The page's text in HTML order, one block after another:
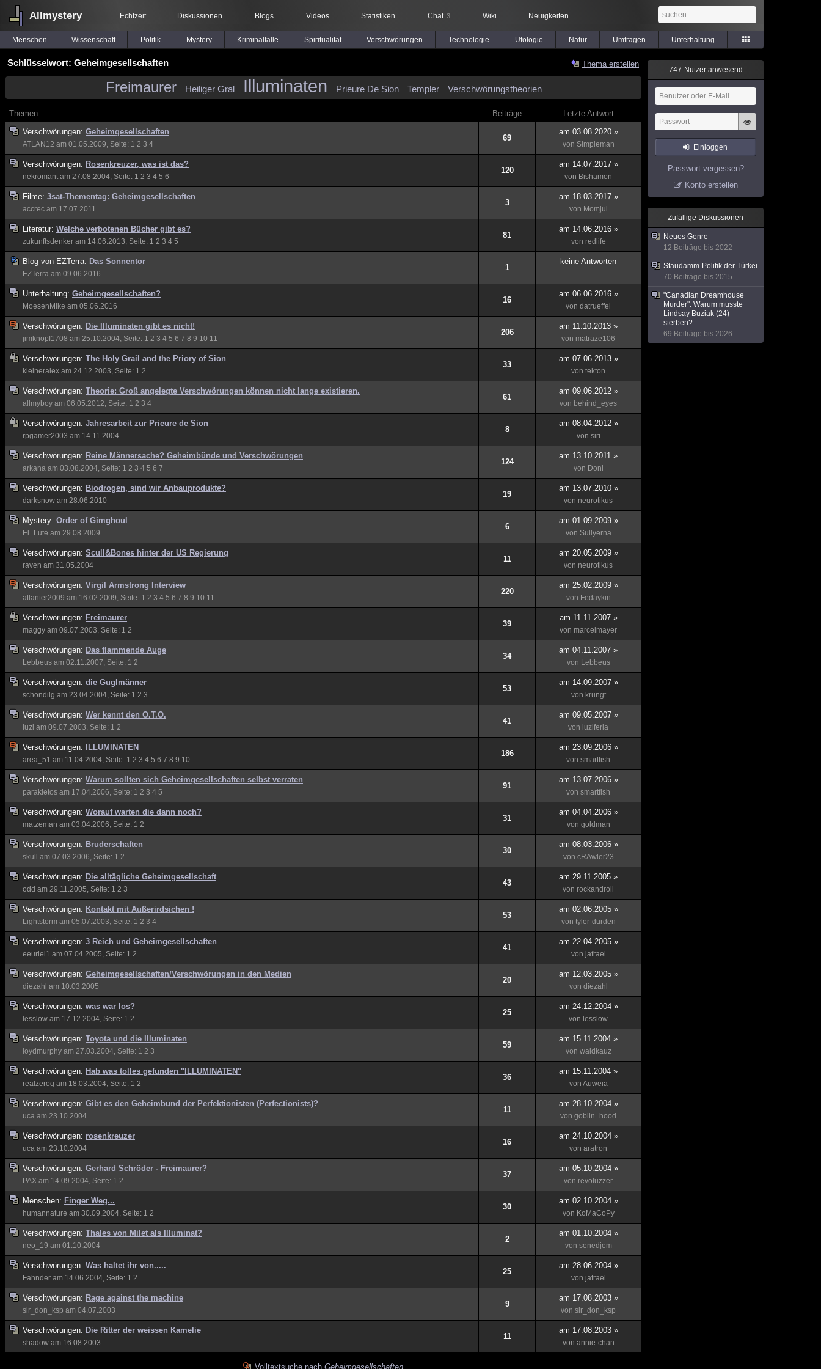
Allmystery Echtzeit Diskussionen Blogs Videos Statistiken Chat 3 Wiki Neuigkeiten
Menschen Wissenschaft Politik Mystery Kriminalfälle Spiritualität Verschwörungen Technologie Ufologie Natur Umfragen Unterhaltung
Schlüsselwort: Geheimgesellschaften Thema erstellen
Freimaurer Heiliger Gral Illuminaten Prieure De Sion Templer Verschwörungstheorien
Themen Beiträge
Letzte Antwort
Verschwörungen: Geheimgesellschaften
ATLAN12 am 01.05.2009, Seite: 1 2 3 4
69
am 03.08.2020 »
von Simpleman
Verschwörungen: Rosenkreuzer, was ist das?
nekromant am 27.08.2004, Seite: 1 2 3 4 5 6
120
am 14.07.2017 »
von Bishamon
Filme: 3sat-Thementag: Geheimgesellschaften
accrec am 17.07.2011
3
am 18.03.2017 »
von Momjul
Literatur: Welche verbotenen Bücher gibt es?
zukunftsdenker am 14.06.2013, Seite: 1 2 3 4 5
81
am 14.06.2016 »
von redlife
Blog von EZTerra: Das Sonnentor
EZTerra am 09.06.2016
1
keine Antworten
Unterhaltung: Geheimgesellschaften?
MoesenMike am 05.06.2016
16
am 06.06.2016 »
von datrueffel
Verschwörungen: Die Illuminaten gibt es nicht!
jimknopf1708 am 25.10.2004, Seite: 1 2 3 4 5 6 7 8 9 10 11
206
am 11.10.2013 »
von matraze106
Verschwörungen: The Holy Grail and the Priory of Sion
kleineralex am 24.12.2003, Seite: 1 2
33
am 07.06.2013 »
von tekton
Verschwörungen: Theorie: Groß angelegte Verschwörungen können nicht lange existieren.
allmyboy am 06.05.2012, Seite: 1 2 3 4
61
am 09.06.2012 »
von behind_eyes
Verschwörungen: Jahresarbeit zur Prieure de Sion
rpgamer2003 am 14.11.2004
8
am 08.04.2012 »
von siri
Verschwörungen: Reine Männersache? Geheimbünde und Verschwörungen
arkana am 03.08.2004, Seite: 1 2 3 4 5 6 7
124
am 13.10.2011 »
von Doni
Verschwörungen: Biodrogen, sind wir Anbauprodukte?
darksnow am 28.06.2010
19
am 13.07.2010 »
von neurotikus
Mystery: Order of Gimghoul
El_Lute am 29.08.2009
6
am 01.09.2009 »
von Sullyerna
Verschwörungen: Scull&Bones hinter der US Regierung
raven am 31.05.2004
11
am 20.05.2009 »
von neurotikus
Verschwörungen: Virgil Armstrong Interview
atlanter2009 am 16.02.2009, Seite: 1 2 3 4 5 6 7 8 9 10 11
220
am 25.02.2009 »
von Fedaykin
Verschwörungen: Freimaurer
maggy am 09.07.2003, Seite: 1 2
39
am 11.11.2007 »
von marcelmayer
Verschwörungen: Das flammende Auge
Lebbeus am 02.11.2007, Seite: 1 2
34
am 04.11.2007 »
von Lebbeus
Verschwörungen: die Guglmänner
schondilg am 23.04.2004, Seite: 1 2 3
53
am 14.09.2007 »
von krungt
Verschwörungen: Wer kennt den O.T.O.
luzi am 09.07.2003, Seite: 1 2
41
am 09.05.2007 »
von luziferia
Verschwörungen: ILLUMINATEN
area_51 am 11.04.2004, Seite: 1 2 3 4 5 6 7 8 9 10
186
am 23.09.2006 »
von smartfish
Verschwörungen: Warum sollten sich Geheimgesellschaften selbst verraten
parakletos am 17.04.2006, Seite: 1 2 3 4 5
91
am 13.07.2006 »
von smartfish
Verschwörungen: Worauf warten die dann noch?
matzeman am 03.04.2006, Seite: 1 2
31
am 04.04.2006 »
von goldman
Verschwörungen: Bruderschaften
skull am 07.03.2006, Seite: 1 2
30
am 08.03.2006 »
von cRAwler23
Verschwörungen: Die alltägliche Geheimgesellschaft
odd am 29.11.2005, Seite: 1 2 3
43
am 29.11.2005 »
von rockandroll
Verschwörungen: Kontakt mit Außerirdsichen !
Lightstorm am 05.07.2003, Seite: 1 2 3 4
53
am 02.06.2005 »
von tyler-durden
Verschwörungen: 3 Reich und Geheimgesellschaften
eeuriel1 am 07.04.2005, Seite: 1 2
41
am 22.04.2005 »
von jafrael
Verschwörungen: Geheimgesellschaften/Verschwörungen in den Medien
diezahl am 10.03.2005
20
am 12.03.2005 »
von diezahl
Verschwörungen: was war los?
lesslow am 17.12.2004, Seite: 1 2
25
am 24.12.2004 »
von lesslow
Verschwörungen: Toyota und die Illuminaten
loydmurphy am 27.03.2004, Seite: 1 2 3
59
am 15.11.2004 »
von waldkauz
Verschwörungen: Hab was tolles gefunden "ILLUMINATEN"
realzerog am 18.03.2004, Seite: 1 2
36
am 15.11.2004 »
von Auweia
Verschwörungen: Gibt es den Geheimbund der Perfektionisten (Perfectionists)?
uca am 23.10.2004
11
am 28.10.2004 »
von goblin_hood
Verschwörungen: rosenkreuzer
uca am 23.10.2004
16
am 24.10.2004 »
von aratron
Verschwörungen: Gerhard Schröder - Freimaurer?
PAX am 14.09.2004, Seite: 1 2
37
am 05.10.2004 »
von revoluzzer
Menschen: Finger Weg...
humannature am 30.09.2004, Seite: 1 2
30
am 02.10.2004 »
von KoMaCoPy
Verschwörungen: Thales von Milet als Illuminat?
neo_19 am 01.10.2004
2
am 01.10.2004 »
von senedjem
Verschwörungen: Was haltet ihr von.....
Fahnder am 14.06.2004, Seite: 1 2
25
am 28.06.2004 »
von jafrael
Verschwörungen: Rage against the machine
sir_don_ksp am 04.07.2003
9
am 17.08.2003 »
von sir_don_ksp
Verschwörungen: Die Ritter der weissen Kamelie
shadow am 16.08.2003
11
am 17.08.2003 »
von annie-chan
Volltextsuche nachGeheimgesellschaften
747 Nutzer anwesend
Einloggen
Passwort vergessen?
Konto erstellen
Zufällige Diskussionen
Neues Genre
12 Beiträge bis 2022
Staudamm-Politik der Türkei
70 Beiträge bis 2015
"Canadian Dreamhouse
Murder": Warum musste
Lindsay Buziak (24)
sterben?
69 Beiträge bis 2026